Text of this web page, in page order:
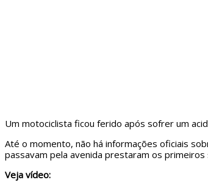
Um motociclista ficou ferido após sofrer um
Até o momento, não há informações oficiais
passavam pela avenida prestaram os
Veja vídeo: